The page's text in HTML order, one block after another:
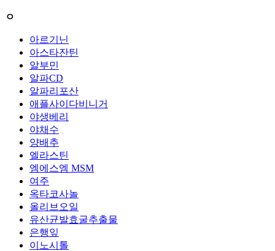
ㅇ
아르기닌
아스타잔틴
알부민
알파CD
알파리포산
애플사이다비니거
야생베리
야채수
양배추
엘라스틴
엠에스엠 MSM
여주
옥타코사놀
올리브오일
유산균발효굴추출물
은행잎
이노시톨